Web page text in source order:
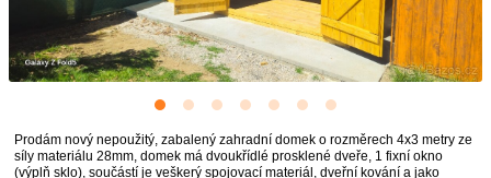
Prodám nový nepoužitý, zabalený zahradní domek o rozměrech 4x3 metry ze
síly materiálu 28mm, domek má dvoukřídlé prosklené dveře, 1 fixní okno
(výplň sklo), součástí je veškerý spojovací materiál, dveřní kování a jako